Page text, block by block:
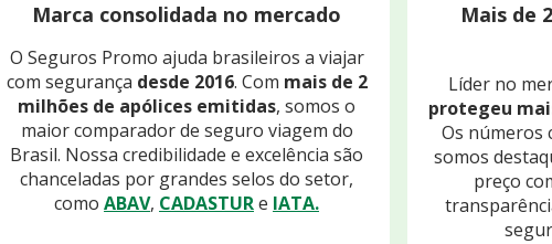
Marca consolidada no mercado
O Seguros Promo ajuda brasileiros a viajar
com segurança desde 2016. Com mais de 2
milhões de apólices emitidas, somos o
maior comparador de seguro viagem do
Brasil. Nossa credibilidade e excelência são
chanceladas por grandes selos do setor,
como ABAV, CADASTURe IATA.
Mais de
Líder no
protegeu
Os números
somos
preço